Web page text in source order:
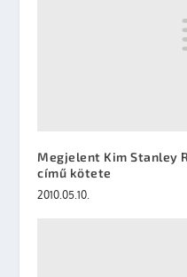
Megjelent Kim Stanley
című kötete
2010.05.10.